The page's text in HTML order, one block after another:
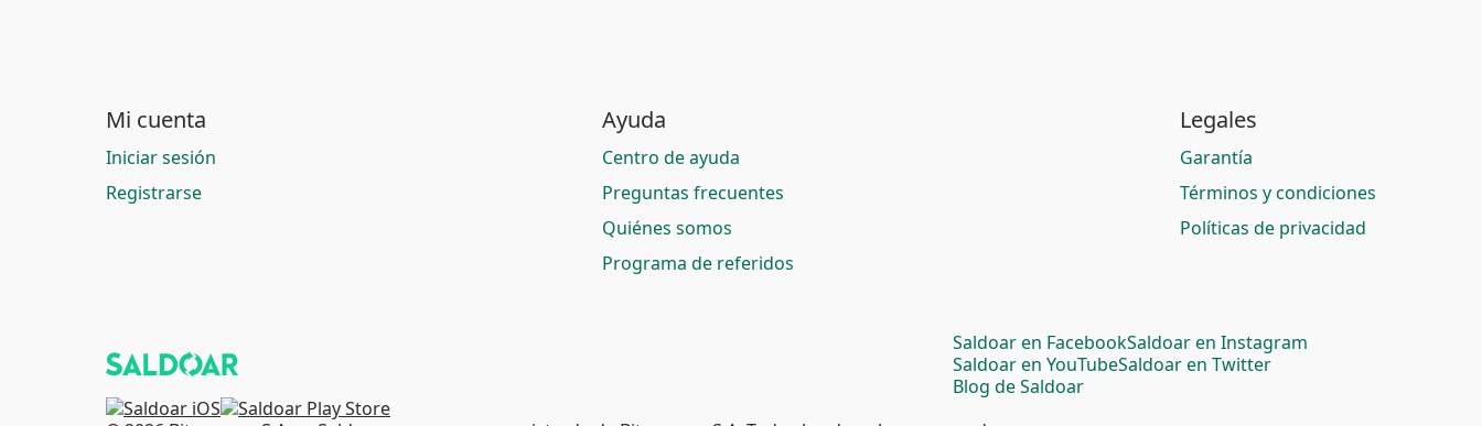
Mi cuenta
Iniciar sesión
Registrarse
Ayuda
Centro de ayuda
Preguntas frecuentes
Quiénes somos
Programa de referidos
Legales
Garantía
Términos y condiciones
Políticas de privacidad
Saldoar en FacebookSaldoar en Instagram
Saldoar en YouTubeSaldoar en Twitter
Blog de Saldoar